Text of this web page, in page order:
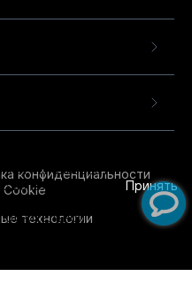
конфиденциальности
Cookie
технологии
использовать
использованием
Принять